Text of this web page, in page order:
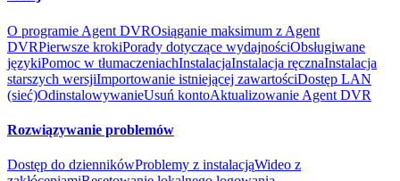
O programie Agent DVROsiąganie maksimum z Agent
DVRPierwsze krokiPorady dotyczące wydajnościObsługiwane
językiPomoc w tłumaczeniachInstalacjaInstalacja ręcznaInstalacja
starszych wersjiImportowanie istniejącej zawartościDostęp LAN
(sieć)OdinstalowywanieUsuń kontoAktualizowanie Agent DVR
Rozwiązywanie problemów
Dostęp do dziennikówProblemy z instalacjąWideo z